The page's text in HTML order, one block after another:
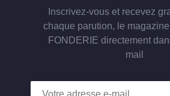
Inscrivez-vous et recevez
chaque parution, le
FONDERIE directement
mail